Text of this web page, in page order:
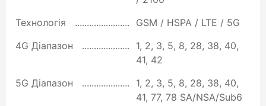
Технологія
GSM / HSPA / LTE / 5G
4G Діапазон
1, 2, 3, 5, 8, 28, 38, 40,
41, 42
5G Діапазон
1, 2, 3, 5, 8, 28, 38, 40,
41, 77, 78 SA/NSA/Sub6